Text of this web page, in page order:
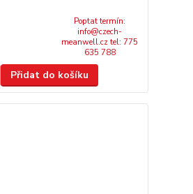
Poptat termín:
info@czech-
meanwell.cz tel: 775
635 788
Přidat do košíku